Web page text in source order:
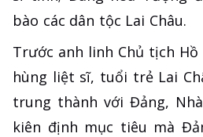
bào các dân tộc Lai Châu.
Trước anh linh Chủ tịch Hồ
hùng liệt sĩ, tuổi trẻ Lai
trung thành với Đảng,
kiên định mục tiêu mà